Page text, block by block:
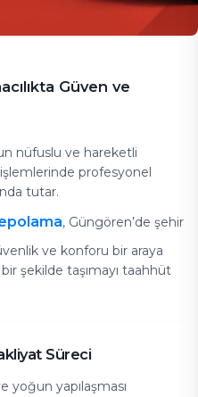
Güven ve
nüfuslu ve hareketli
profesyonel
tutar.
, Güngören’de şehir
ve konforu bir araya
şekilde taşımayı taahhüt
Süreci
yoğun yapılaşması